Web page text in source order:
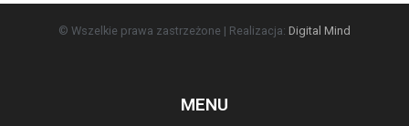
© Wszelkie prawa zastrzeżone | Realizacja: Digital Mind
MENU